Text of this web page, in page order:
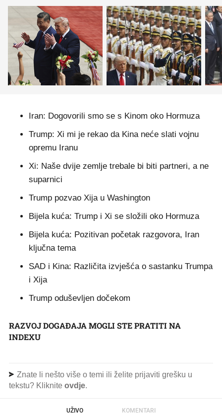
Iran: Dogovorili smo se s Kinom oko Hormuza
Trump: Xi mi je rekao da Kina neće slati vojnu
opremu Iranu
Xi: Naše dvije zemlje trebale bi biti partneri, a ne
suparnici
Trump pozvao Xija u Washington
Bijela kuća: Trump i Xi se složili oko Hormuza
Bijela kuća: Pozitivan početak razgovora, Iran
ključna tema
SAD i Kina: Različita izvješća o sastanku Trumpa
i Xija
Trump oduševljen dočekom
RAZVOJ DOGAĐAJA MOGLI STE PRATITI NA
INDEXU
Znate li nešto više o temi ili želite prijaviti grešku u
tekstu? Kliknite ovdje.
UŽIVO KOMENTARI